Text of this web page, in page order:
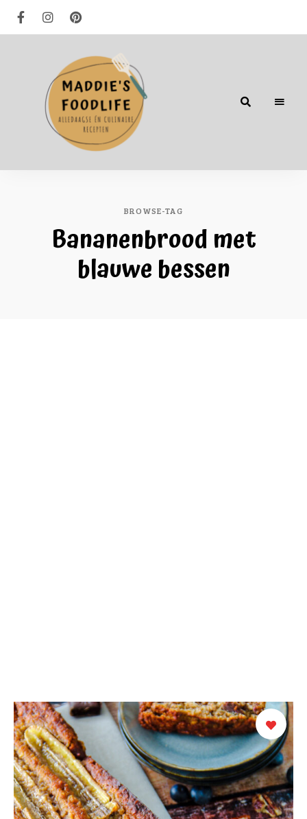
Alledaagse
BROWSE-TAG
Bananenbrood met
blauwe bessen